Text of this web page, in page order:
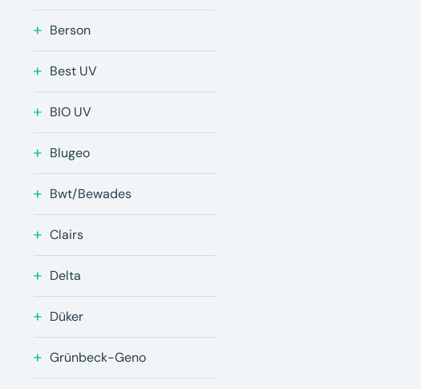
Berson
Best UV
BIO UV
Blugeo
Bwt/Bewades
Clairs
Delta
Düker
Grünbeck-Geno